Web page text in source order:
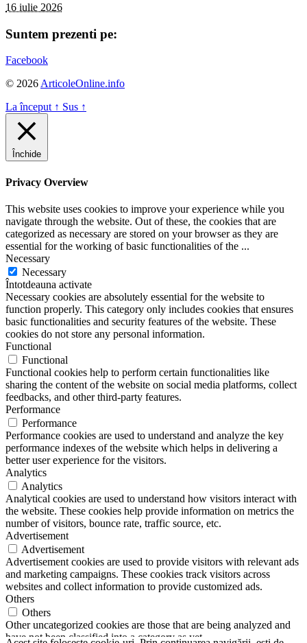
16 iulie 2026
Suntem prezenti pe:
Facebook
© 2026 ArticoleOnline.info
La început ↑ Sus ↑
Închide
Privacy Overview
This website uses cookies to improve your experience while you
navigate through the website. Out of these, the cookies that are
categorized as necessary are stored on your browser as they are
essential for the working of basic functionalities of the ...
Necessary
Necessary
Întotdeauna activate
Necessary cookies are absolutely essential for the website to
function properly. This category only includes cookies that ensures
basic functionalities and security features of the website. These
cookies do not store any personal information.
Functional
Functional
Functional cookies help to perform certain functionalities like
sharing the content of the website on social media platforms, collect
feedbacks, and other third-party features.
Performance
Performance
Performance cookies are used to understand and analyze the key
performance indexes of the website which helps in delivering a
better user experience for the visitors.
Analytics
Analytics
Analytical cookies are used to understand how visitors interact with
the website. These cookies help provide information on metrics the
number of visitors, bounce rate, traffic source, etc.
Advertisement
Advertisement
Advertisement cookies are used to provide visitors with relevant ads
and marketing campaigns. These cookies track visitors across
websites and collect information to provide customized ads.
Others
Others
Other uncategorized cookies are those that are being analyzed and
have not been classified into a category as yet.